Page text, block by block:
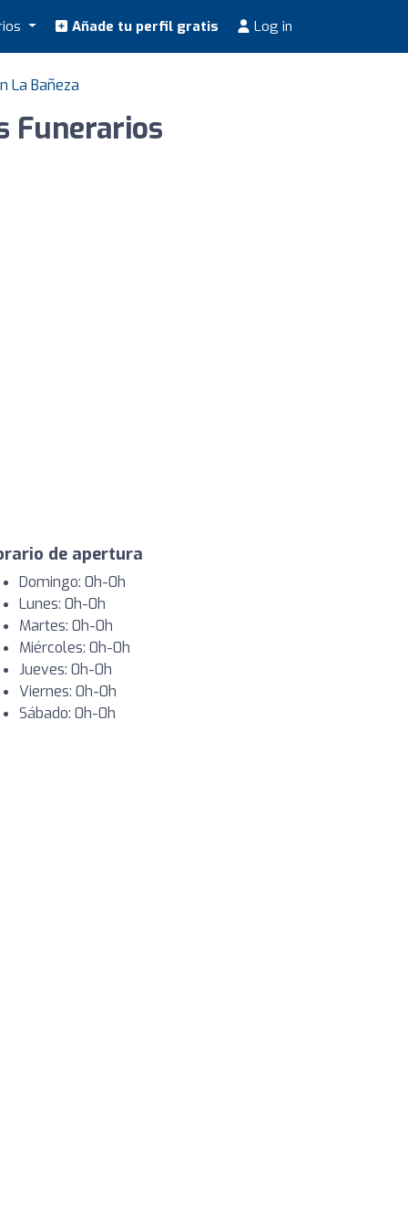
Añade tu perfil gratis Log in
La Bañeza
Funerarios
de apertura
Domingo: 0h-0h
Lunes: 0h-0h
Martes: 0h-0h
Miércoles: 0h-0h
Jueves: 0h-0h
Viernes: 0h-0h
Sábado: 0h-0h